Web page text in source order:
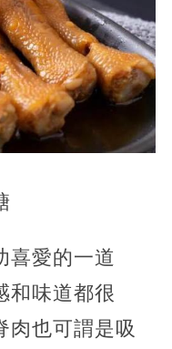
喜愛的一道
和味道都很
肉也可謂是吸